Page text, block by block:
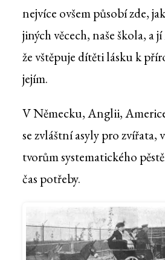
nejvíce ovšem působí zde,
jiných věcech, naše škola, a
že vštěpuje dítěti lásku k
jejím.
V Německu, Anglii,
se zvláštní asyly pro zvířata,
tvorům systematického
čas potřeby.